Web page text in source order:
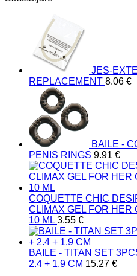
JES-
REPLACEMENT 8.06 €
BAILE -
PENIS RINGS 9.91 €
COQUETTE CHIC
CLIMAX GEL FOR HER
10 ML 3.55 €
BAILE - TITAN SET
2.4 + 1.9 CM 15.27 €